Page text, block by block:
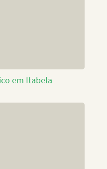
em Itabela